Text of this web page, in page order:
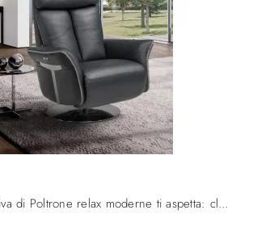
Una linea esclusiva di Poltrone relax moderne ti aspetta: clicca e ottieni informazioni sul modello Venus in pelle Spaziorelax.